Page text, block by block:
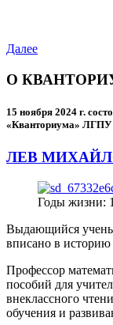
Далее
О
15 ноября 2024 г.
«Кванториума»
ЛЕВ
Годы жизни:
Выдающийся
вписано в
Профессор
пособий для
внеклассного
обучения и